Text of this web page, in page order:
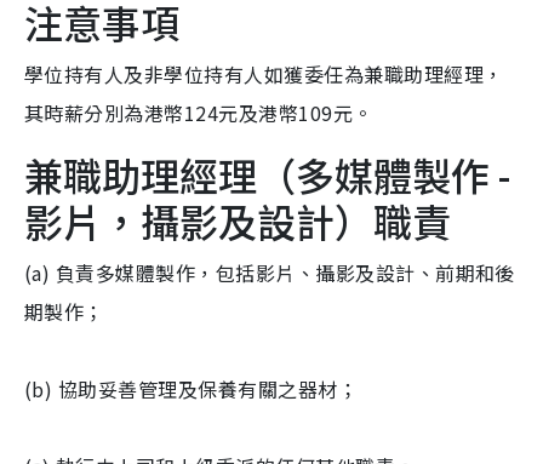
注意事項
學位持有人及非學位持有人如獲委任為兼職助理經理，
其時薪分別為港幣124元及港幣109元。
兼職助理經理（多媒體製作 -
影片，攝影及設計）職責
(a) 負責多媒體製作，包括影片、攝影及設計、前期和後
期製作；
(b) 協助妥善管理及保養有關之器材；